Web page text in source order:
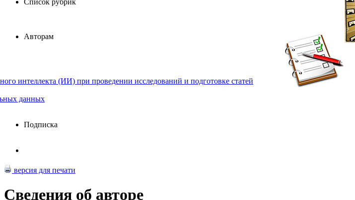
Список рубрик
Авторам
интеллекта (ИИ) при проведении исследований и подготовке статей
данных
Подписка
версия для печати
Сведения об авторе